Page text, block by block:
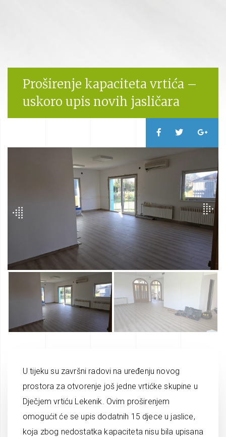
Proširenje kapaciteta vrtića –
uskoro upis novih jasličara
U tijeku su završni radovi na uređenju novog
prostora za otvorenje još jedne vrtićke skupine u
Dječjem vrtiću Lekenik. Ovim proširenjem
omogućit će se upis dodatnih 15 djece u jaslice,
koja zbog nedostatka kapaciteta nisu bila upisana